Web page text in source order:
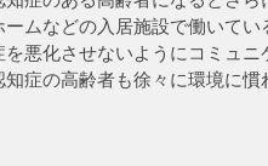
ームなどの入居施設で働いて
を悪化させないようにコミュ
知症の高齢者も徐々に環境に慣